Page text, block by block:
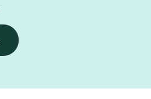
กั